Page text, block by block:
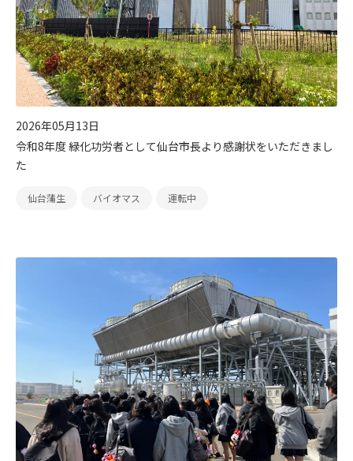
2026年05月13日
令和8年度 緑化功労者として仙台市長より感謝状をいただきまし
た
仙台蒲生 バイオマス 運転中